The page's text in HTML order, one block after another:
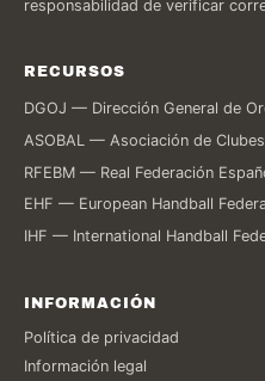
responsabilidad de verificar
RECURSOS
DGOJ — Dirección General de
ASOBAL — Asociación de
RFEBM — Real Federación
EHF — European Handball
IHF — International Handball
INFORMACIÓN
Política de privacidad
Información legal